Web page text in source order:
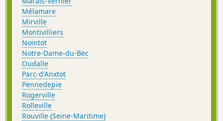
Mélamare
Mirville
Montivilliers
Nointot
Notre-Dame-du-Bec
Oudalle
Parc-d'Anxtot
Pennedepie
Rogerville
Rolleville
Rouville (Seine-Maritime)